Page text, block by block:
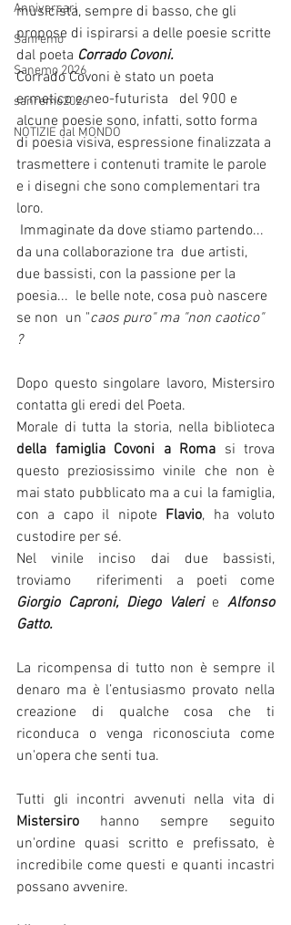
Anniversari
Sanremo
Sanemo 2026
sanremo2026
NOTIZIE dal MONDO
musicista, sempre di basso, che gli
propose di ispirarsi a delle poesie scritte
dal poeta Corrado Covoni.
Corrado Covoni è stato un poeta
ermetico e neo-futurista   del 900 e
alcune poesie sono, infatti, sotto forma
di poesia visiva, espressione finalizzata a
trasmettere i contenuti tramite le parole
e i disegni che sono complementari tra
loro.
da una collaborazione tra  due artisti,
due bassisti, con la passione per la
poesia...  le belle note, cosa può nascere
se non  un "caos puro" ma "non caotico"
?
Dopo questo singolare lavoro, Mistersiro
della famiglia Covoni a Roma si trova
questo preziosissimo vinile che non è
mai stato pubblicato ma a cui la famiglia,
con a capo il nipote Flavio, ha voluto
custodire per sé.
Nel vinile inciso dai due bassisti,
Giorgio Caproni, Diego Valeri e Alfonso
Gatto.
La ricompensa di tutto non è sempre il
denaro ma è l’entusiasmo provato nella
creazione di qualche cosa che ti
riconduca o venga riconosciuta come
Mistersiro hanno sempre seguito
un'ordine quasi scritto e prefissato, è
incredibile come questi e quanti incastri
possano avvenire.